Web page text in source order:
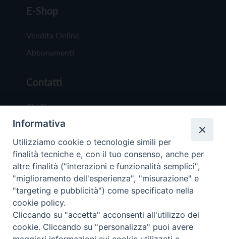
E-Shop
Vendita Online
Abbonamenti
Contatti
Chi Siamo
Redazione
Scrivici
Copyright © 2019 - Tutti i diritti riservati - Vita
Trentina Editrice
Informativa
Utilizziamo cookie o tecnologie simili per
finalità tecniche e, con il tuo consenso, anche per
altre finalità ("interazioni e funzionalità semplici",
"miglioramento dell'esperienza", "misurazione" e
"targeting e pubblicità") come specificato nella
cookie policy.
Cliccando su "accetta" acconsenti all'utilizzo dei
cookie. Cliccando su "personalizza" puoi avere